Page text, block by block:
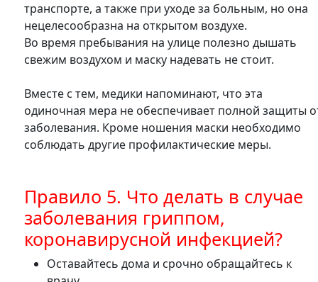
транспорте, а также при уходе за больным, но она
нецелесообразна на открытом воздухе.
Во время пребывания на улице полезно дышать
свежим воздухом и маску надевать не стоит.
Вместе с тем, медики напоминают, что эта
одиночная мера не обеспечивает полной защиты
заболевания. Кроме ношения маски необходимо
соблюдать другие профилактические меры.
Правило 5. Что делать в случае
заболевания гриппом,
коронавирусной инфекцией?
Оставайтесь дома и срочно обращайтесь к